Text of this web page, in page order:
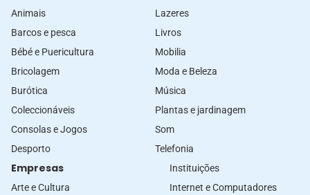
Animais
Barcos e pesca
Bébé e Puericultura
Bricolagem
Burótica
Coleccionáveis
Consolas e Jogos
Desporto
Lazeres
Livros
Mobilia
Moda e Beleza
Música
Plantas e jardinagem
Som
Telefonia
Empresas
Arte e Cultura
Instituições
Internet e Computadores